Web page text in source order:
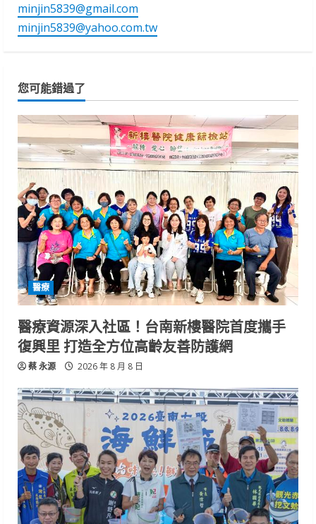
minjin5839@gmail.com
minjin5839@yahoo.com.tw
您可能錯過了
醫療
醫療資源深入社區！台南新樓醫院首度攜手
復興里 打造全方位高齡友善防護網
蔡 永源 2026 年 8 月 8 日